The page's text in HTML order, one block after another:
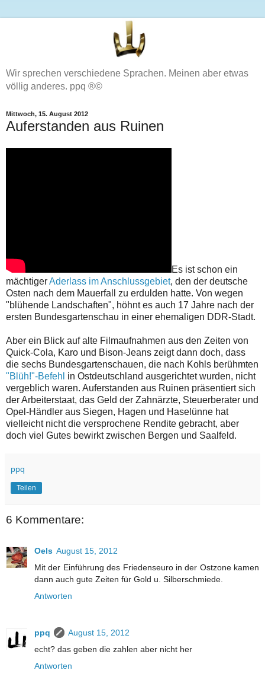
Wir sprechen verschiedene Sprachen. Meinen aber etwas
völlig anderes. ppq ®©
Mittwoch, 15. August 2012
Auferstanden aus Ruinen
Es ist schon ein
mächtigerAderlass im Anschlussgebiet, den der deutsche
Osten nach dem Mauerfall zu erdulden hatte. Von wegen
"blühende Landschaften", höhnt es auch 17 Jahre nach der
ersten Bundesgartenschau in einer ehemaligen DDR-Stadt.
Aber ein Blick auf alte Filmaufnahmen aus den Zeiten von
Quick-Cola, Karo und Bison-Jeans zeigt dann doch, dass
die sechs Bundesgartenschauen, die nach Kohls berühmten
"Blüh!"-Befehl in Ostdeutschland ausgerichtet wurden, nicht
vergeblich waren. Auferstanden aus Ruinen präsentiert sich
der Arbeiterstaat, das Geld der Zahnärzte, Steuerberater und
Opel-Händler aus Siegen, Hagen und Haselünne hat
vielleicht nicht die versprochene Rendite gebracht, aber
doch viel Gutes bewirkt zwischen Bergen und Saalfeld.
ppq
Teilen
6 Kommentare:
Oels August 15, 2012
Mit der Einführung des Friedenseuro in der Ostzone kamen
dann auch gute Zeiten für Gold u. Silberschmiede.
Antworten
ppq
August 15, 2012
echt? das geben die zahlen aber nicht her
Antworten